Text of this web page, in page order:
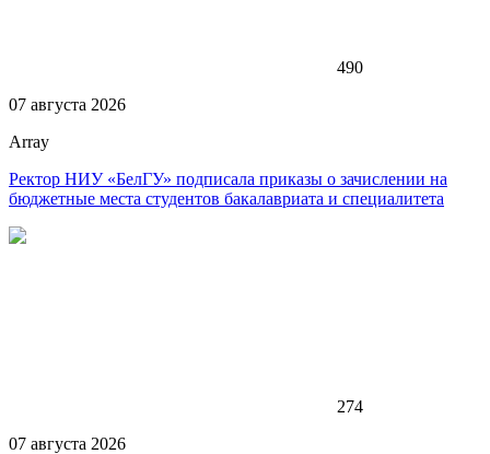
490
07 августа 2026
Array
Ректор НИУ «БелГУ» подписала приказы о зачислении на
бюджетные места студентов бакалавриата и специалитета
274
07 августа 2026